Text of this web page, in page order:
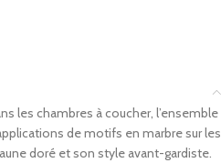
les chambres à coucher, l’ensemble
de motifs en marbre sur les
doré et son style avant-gardiste.